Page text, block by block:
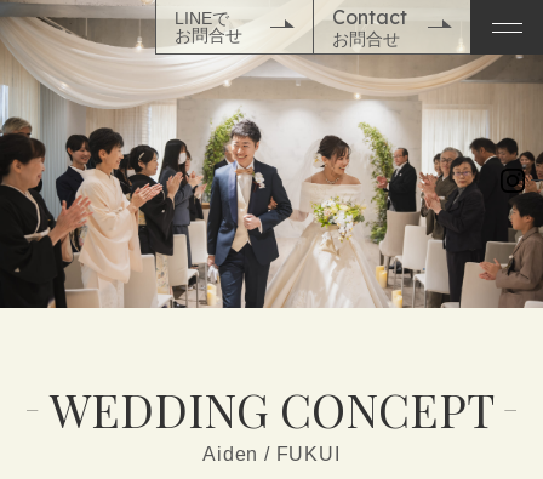
LINEで
お問合せ
Contact
お問合せ
WEDDING CONCEPT
Aiden / FUKUI
TOP
NEWS
WEDDING
WEDDING PLAN